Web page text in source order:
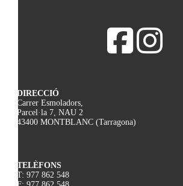
DIRECCIÓ
Carrer Esmoladors,
Parcel·la 7, NAU 2
43400 MONTBLANC (Tarragona)
TELÈFONS
T: 977 862 548